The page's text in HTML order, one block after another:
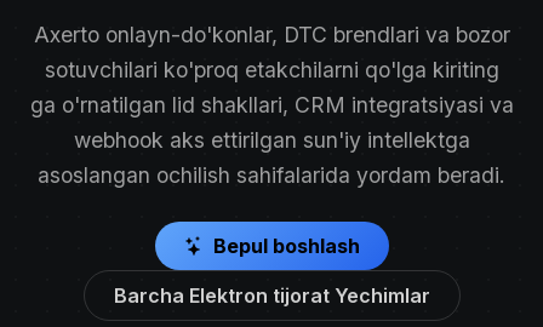
Axerto onlayn-do'konlar, DTC brendlari va bozor
sotuvchilari ko'proq etakchilarni qo'lga kiriting
ga o'rnatilgan lid shakllari, CRM integratsiyasi va
webhook aks ettirilgan sun'iy intellektga
asoslangan ochilish sahifalarida yordam beradi.
Bepul boshlash
Barcha Elektron tijorat Yechimlar